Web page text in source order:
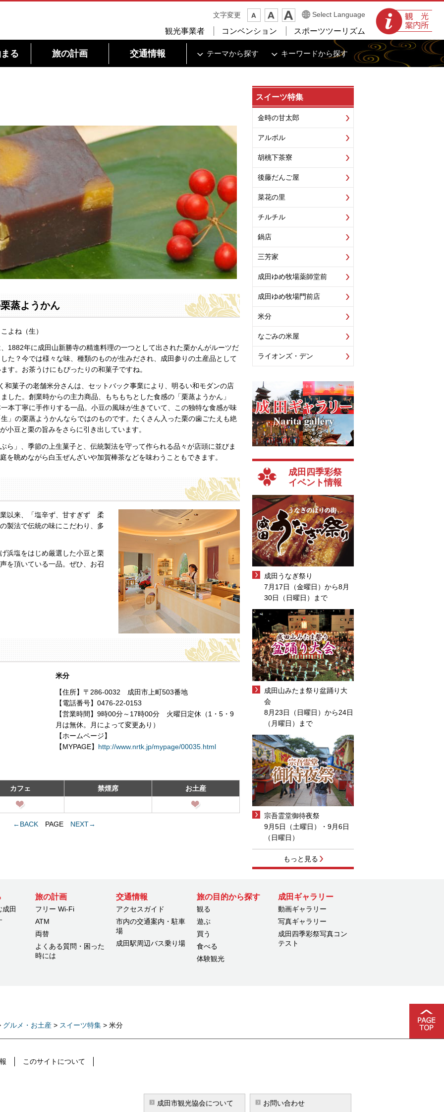
観光案内所
文字変更 Select Language
観光事業者 コンベンション スポーツツーリズム
る 旅の計画 交通情報 テーマから探す キーワードから探す
蒸ようかん
よね（生）
1882年に成田山新勝寺の精進料理の一つとして出された栗かんがルーツだ
た？今では様々な味、種類のものが生みだされ、成田参りの土産品として
す。お茶うけにもぴったりの和菓子ですね。
和菓子の老舗米分さんは、セットバック事業により、明るい和モダンの店
した。創業時からの主力商品、もちもちとした食感の「栗蒸ようかん」
本丁寧に手作りする一品。小豆の風味が生きていて、この独特な食感が味
」の栗蒸ようかんならではのものです。たくさん入った栗の歯ごたえも絶
小豆と栗の旨みをさらに引き出しています。
ら」、季節の上生菓子と、伝統製法を守って作られる品々が店頭に並びま
を眺めながら白玉ぜんざいや加賀棒茶などを味わうこともできます。
以来、「塩辛ず、甘すぎず 柔
製法で伝統の味にこだわり、多
浜塩をはじめ厳選した小豆と栗
を頂いている一品。ぜひ、お召
米分
【住所】〒286-0032 成田市上町503番地
【電話番号】0476-22-0153
【営業時間】9時00分～17時00分 火曜日定休（1・5・9
月は無休。月によって変更あり）
【ホームページ】
【MYPAGE】 http://www.nrtk.jp/mypage/00035.html
カフェ 禁煙席 お土産
←BACKPAGE NEXT→
スイーツ特集
金時の甘太郎
アルボル
胡桃下茶寮
後藤だんご屋
菜花の里
チルチル
鍋店
三芳家
成田ゆめ牧場薬師堂前
成田ゆめ牧場門前店
米分
なごみの米屋
ライオンズ・デン
成田四季彩祭
イベント情報
成田うなぎ祭り
7月17日（金曜日）から8月
30日（日曜日）まで
成田山みたま祭り盆踊り大
会
8月23日（日曜日）から24日
（月曜日）まで
宗吾霊堂御待夜祭
9月5日（土曜日）・9月6日
（日曜日）
もっと見る
田
旅の計画
フリー Wi-Fi
ATM
両替
よくある質問・困った
時には
交通情報
アクセスガイド
市内の交通案内・駐車
場
成田駅周辺バス乗り場
旅の目的から探す
観る
遊ぶ
買う
食べる
体験観光
成田ギャラリー
動画ギャラリー
写真ギャラリー
成田四季彩祭写真コン
テスト
グルメ・お土産 > スイーツ特集 > 米分
このサイトについて
成田市観光協会について お問い合わせ